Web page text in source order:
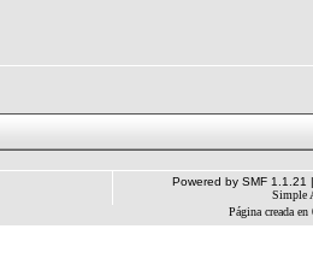
Powered by SMF 1.1.21
Simple
Página creada